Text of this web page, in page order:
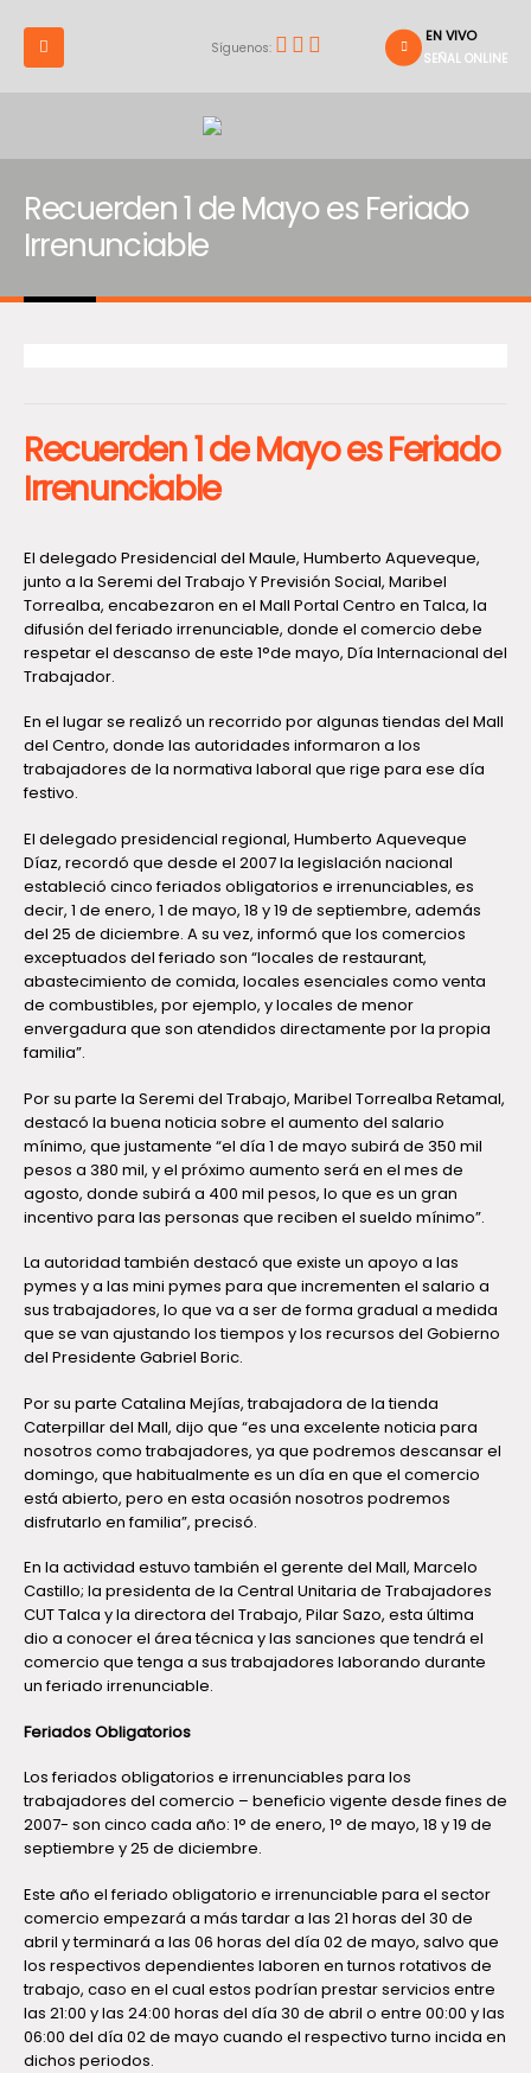
Síguenos:
EN VIVO
SEÑAL ONLINE
Recuerden 1 de Mayo es Feriado
Irrenunciable
Recuerden 1 de Mayo es Feriado
Irrenunciable
El delegado Presidencial del Maule, Humberto Aqueveque,
junto a la Seremi del Trabajo Y Previsión Social, Maribel
Torrealba, encabezaron en el Mall Portal Centro en Talca, la
difusión del feriado irrenunciable, donde el comercio debe
respetar el descanso de este 1°de mayo, Día Internacional del
Trabajador.
En el lugar se realizó un recorrido por algunas tiendas del Mall
del Centro, donde las autoridades informaron a los
trabajadores de la normativa laboral que rige para ese día
festivo.
El delegado presidencial regional, Humberto Aqueveque
Díaz, recordó que desde el 2007 la legislación nacional
estableció cinco feriados obligatorios e irrenunciables, es
decir, 1 de enero, 1 de mayo, 18 y 19 de septiembre, además
del 25 de diciembre. A su vez, informó que los comercios
exceptuados del feriado son “locales de restaurant,
abastecimiento de comida, locales esenciales como venta
de combustibles, por ejemplo, y locales de menor
envergadura que son atendidos directamente por la propia
familia”.
Por su parte la Seremi del Trabajo, Maribel Torrealba Retamal,
destacó la buena noticia sobre el aumento del salario
mínimo, que justamente “el día 1 de mayo subirá de 350 mil
pesos a 380 mil, y el próximo aumento será en el mes de
agosto, donde subirá a 400 mil pesos, lo que es un gran
incentivo para las personas que reciben el sueldo mínimo”.
La autoridad también destacó que existe un apoyo a las
pymes y a las mini pymes para que incrementen el salario a
sus trabajadores, lo que va a ser de forma gradual a medida
que se van ajustando los tiempos y los recursos del Gobierno
del Presidente Gabriel Boric.
Por su parte Catalina Mejías, trabajadora de la tienda
Caterpillar del Mall, dijo que “es una excelente noticia para
nosotros como trabajadores, ya que podremos descansar el
domingo, que habitualmente es un día en que el comercio
está abierto, pero en esta ocasión nosotros podremos
disfrutarlo en familia”, precisó.
En la actividad estuvo también el gerente del Mall, Marcelo
Castillo; la presidenta de la Central Unitaria de Trabajadores
CUT Talca y la directora del Trabajo, Pilar Sazo, esta última
dio a conocer el área técnica y las sanciones que tendrá el
comercio que tenga a sus trabajadores laborando durante
un feriado irrenunciable.
Feriados Obligatorios
Los feriados obligatorios e irrenunciables para los
trabajadores del comercio – beneficio vigente desde fines de
2007- son cinco cada año: 1° de enero, 1° de mayo, 18 y 19 de
septiembre y 25 de diciembre.
Este año el feriado obligatorio e irrenunciable para el sector
comercio empezará a más tardar a las 21 horas del 30 de
abril y terminará a las 06 horas del día 02 de mayo, salvo que
los respectivos dependientes laboren en turnos rotativos de
trabajo, caso en el cual estos podrían prestar servicios entre
las 21:00 y las 24:00 horas del día 30 de abril o entre 00:00 y las
06:00 del día 02 de mayo cuando el respectivo turno incida en
dichos periodos.